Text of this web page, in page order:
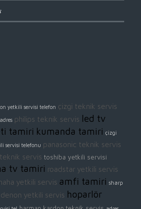
yetkili servisi telefon çizgi teknik servis
philips teknik servis led tv
tamiri kumanda tamiri çizgi
servisi telefonu panasonic teknik servis
servis toshiba yetkili servisi
tv tamiri roadstar yetkili servis
yetkili servis amfi tamiri sharp
denon yetkili servis hoparlör